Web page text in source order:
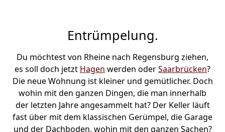
Entrümpelung.
Du möchtest von Rheine nach Regensburg ziehen,
es soll doch jetzt Hagen werden oderSaarbrücken?
Die neue Wohnung ist kleiner und gemütlicher. Doch
wohin mit den ganzen Dingen, die man innerhalb
der letzten Jahre angesammelt hat? Der Keller läuft
fast über mit dem klassischen Gerümpel, die Garage
und der Dachboden, wohin mit den ganzen Sachen?